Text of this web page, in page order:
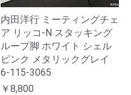
内田洋行 ミーティングチェ
ア リッコ-N スタッキング
ループ脚 ホワイト シェル
ピンク メタリックグレイ
6-115-3065
￥8,800